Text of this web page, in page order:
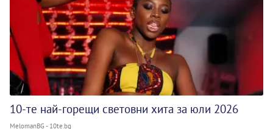
10-те най-горещи световни хита за юли 2026
MelomanBG - 10te.bg